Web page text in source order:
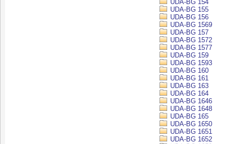
UDA-BG 154
UDA-BG 155
UDA-BG 156
UDA-BG 1569
UDA-BG 157
UDA-BG 1572
UDA-BG 1577
UDA-BG 159
UDA-BG 1593
UDA-BG 160
UDA-BG 161
UDA-BG 163
UDA-BG 164
UDA-BG 1646
UDA-BG 1648
UDA-BG 165
UDA-BG 1650
UDA-BG 1651
UDA-BG 1652